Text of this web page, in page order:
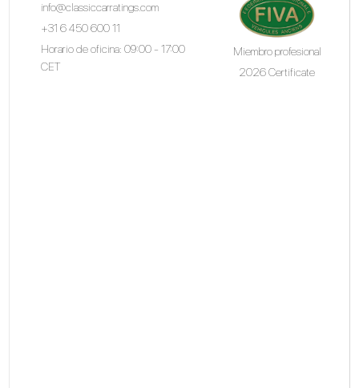
info@classiccarratings.com
+31 6 450 600 11
Horario de oficina: 09:00 - 17:00
CET
Miembro profesional
2026 Certificate